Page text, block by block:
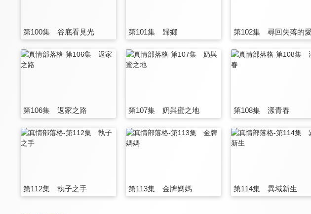
第100集 谷底看見光 第101集 歸鄉 第102集 尋回失落的愛
第106集 返家之路 第107集 奶與蜜之地 第108集 漾青春
第112集 執子之手 第113集 金牌媽媽 第114集 異域新生